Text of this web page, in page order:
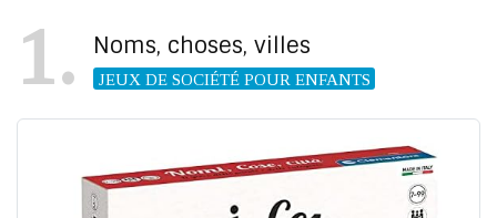
1 Noms, choses, villes
JEUX DE SOCIÉTÉ POUR ENFANTS